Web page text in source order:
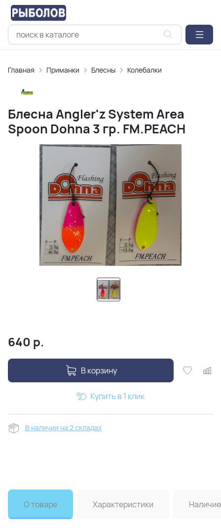
Главная Приманки Блесны Колебалки
Блесна Angler'z System Area
Spoon Dohna 3 гр. FM.PEACH
640 р.
В корзину
Купить в 1 клик
В наличии на 2 складах
О товаре Характеристики Наличие